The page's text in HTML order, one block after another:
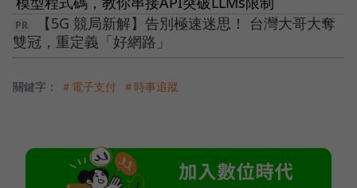
【5G 競局新解】告別極速迷思！ 台灣大哥大奪
雙冠，重定義「好網路」
關鍵字： ＃電子支付 ＃時事追蹤